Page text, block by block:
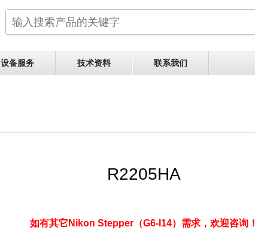
设备服务 技术资料 联系我们
R2205HA
如有其它Nikon Stepper（G6-I14）需求， 欢迎咨询！